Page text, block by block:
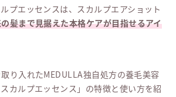
プエッセンスは、スカルプエアショット
髪まで見据えた本格ケアが目指せるアイ
り入れたMEDULLA独自処方の養毛美容
カルプエッセンス」の特徴と使い方を紹